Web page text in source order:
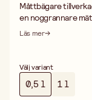
Måttbägare
en noggrannare mätning. Bägaren är
endast handdiskas.
Läs mer
Välj variant
0,5 l 1 l